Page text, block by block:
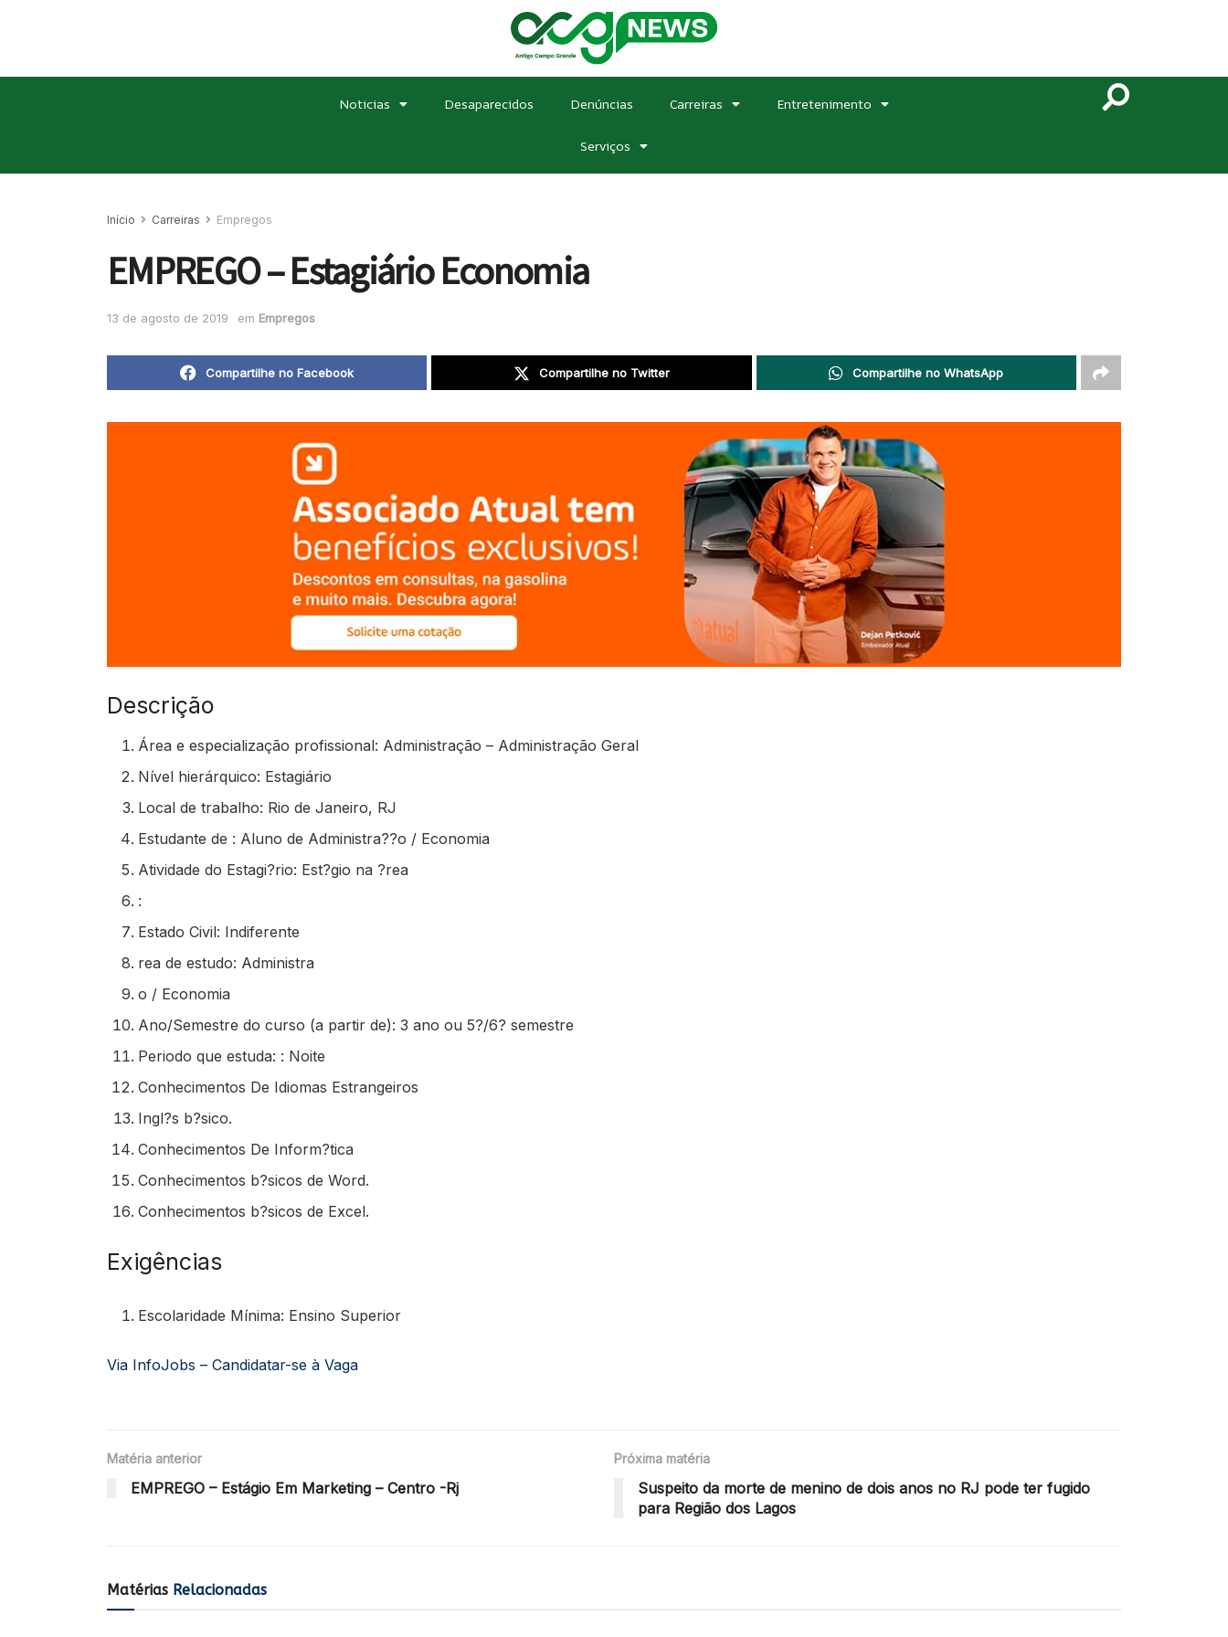
Noticias Desaparecidos Denúncias Carreiras Entretenimento
Serviços
Início Carreiras Empregos
EMPREGO – Estagiário Economia
13 de agosto de 2019 em Empregos
Compartilhe no Facebook Compartilhe no Twitter Compartilhe no WhatsApp
Descrição
Área e especialização profissional: Administração – Administração Geral
Nível hierárquico: Estagiário
Local de trabalho: Rio de Janeiro, RJ
Estudante de : Aluno de Administra??o / Economia
Atividade do Estagi?rio: Est?gio na ?rea
:
Estado Civil: Indiferente
rea de estudo: Administra
o / Economia
Ano/Semestre do curso (a partir de): 3 ano ou 5?/6? semestre
Periodo que estuda: : Noite
Conhecimentos De Idiomas Estrangeiros
Ingl?s b?sico.
Conhecimentos De Inform?tica
Conhecimentos b?sicos de Word.
Conhecimentos b?sicos de Excel.
Exigências
Escolaridade Mínima: Ensino Superior
Via InfoJobs – Candidatar-se à Vaga
Matéria anterior
EMPREGO – Estágio Em Marketing – Centro -Rj
Próxima matéria
Suspeito da morte de menino de dois anos no RJ pode ter fugido
para Região dos Lagos
Matérias Relacionadas